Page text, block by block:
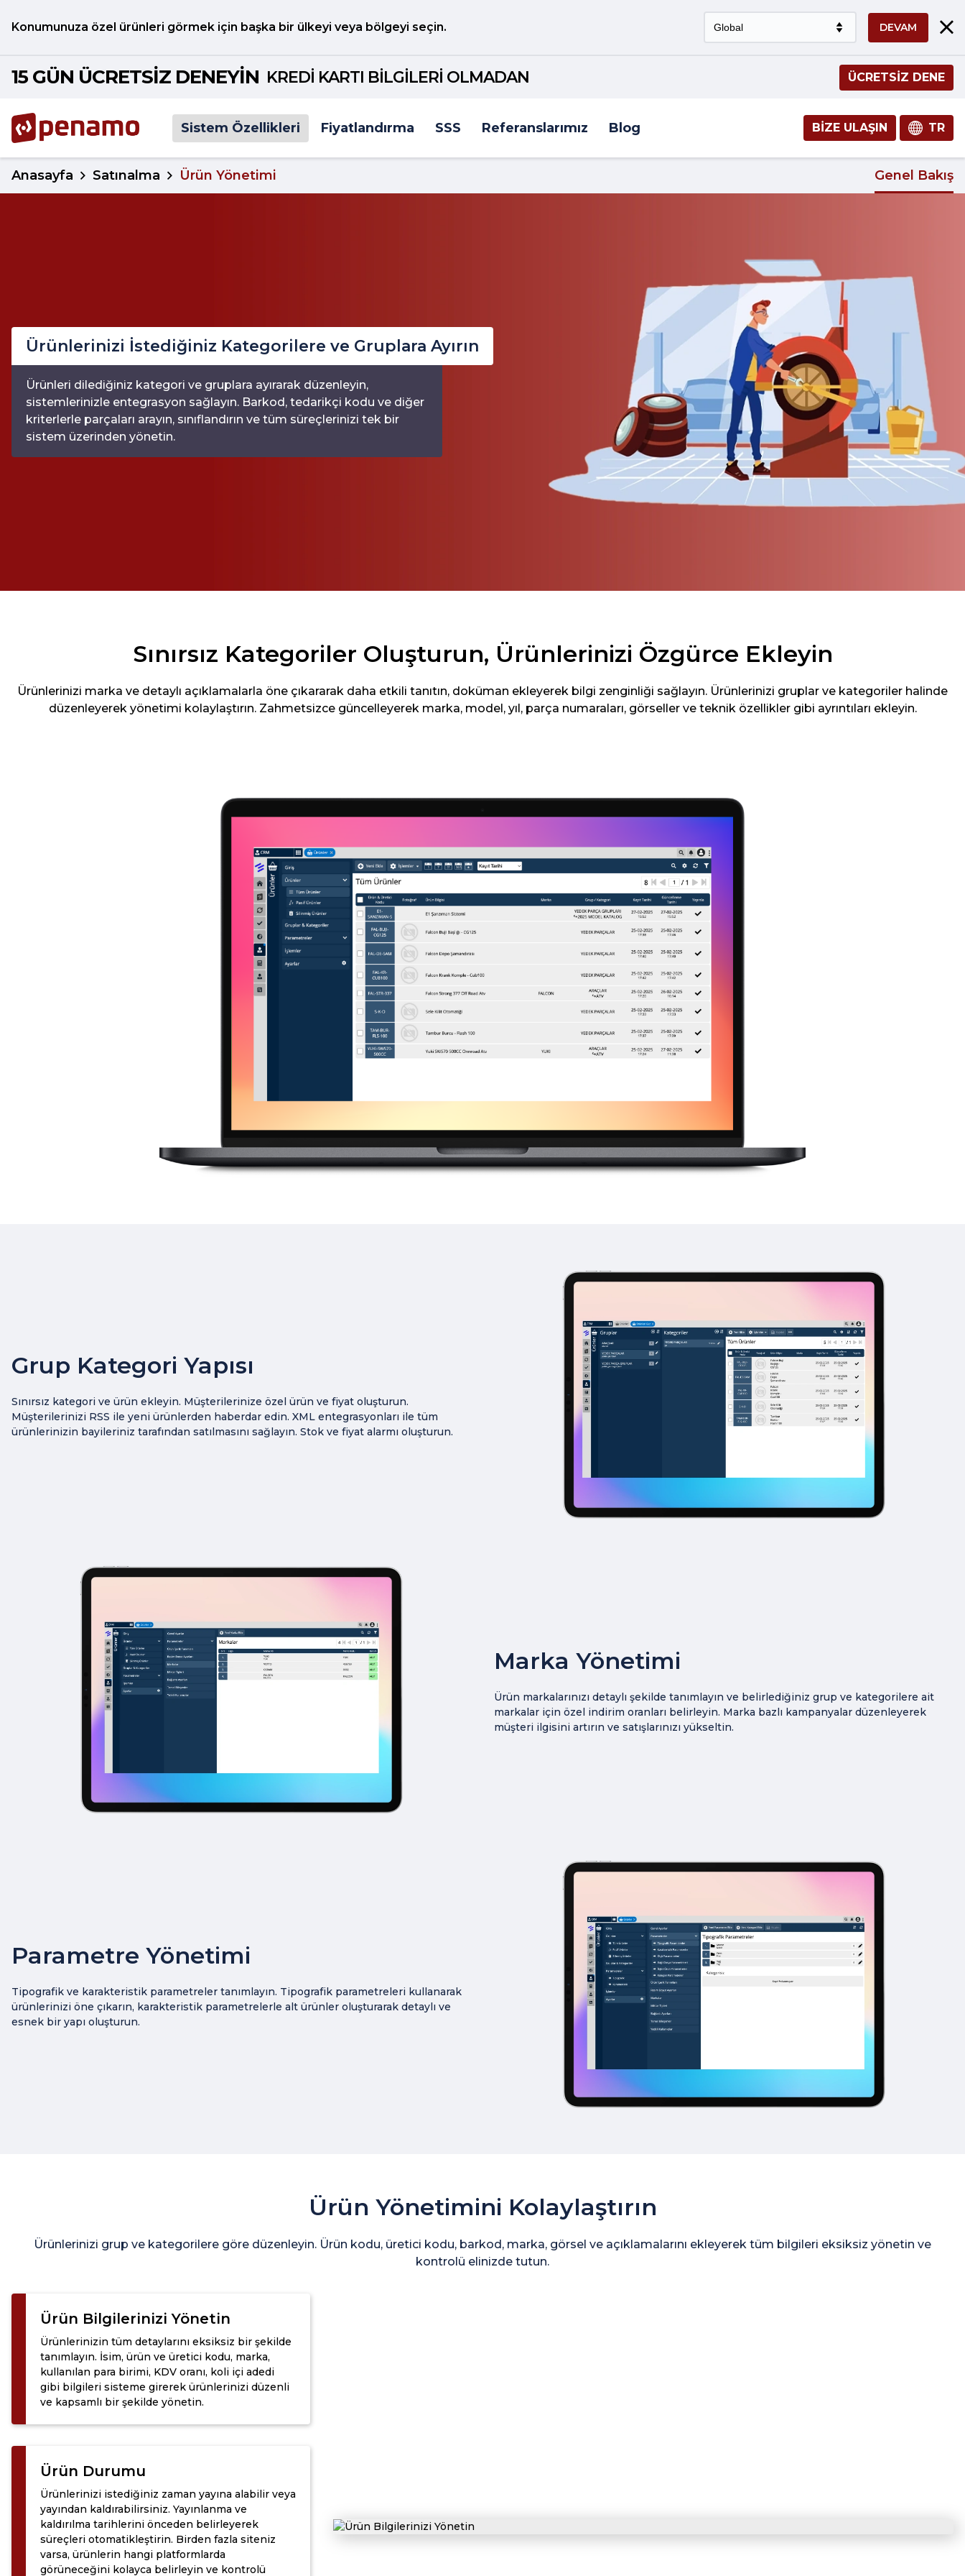
Konumunuza özel ürünleri görmek için başka bir ülkeyi veya bölgeyi seçin. DEVAM
15 GÜN ÜCRETSİZ DENEYİN KREDİ KARTI BİLGİLERİ OLMADAN ÜCRETSİZ DENE
Sistem Özellikleri Fiyatlandırma SSS Referanslarımız Blog BIZE ULAŞIN TR
Anasayfa Satınalma Ürün Yönetimi Genel Bakış
Ürünlerinizi İstediğiniz Kategorilere ve Gruplara Ayırın
Ürünleri dilediğiniz kategori ve gruplara ayırarak düzenleyin,
sistemlerinizle entegrasyon sağlayın. Barkod, tedarikçi kodu ve diğer
kriterlerle parçaları arayın, sınıflandırın ve tüm süreçlerinizi tek bir
sistem üzerinden yönetin.
Sınırsız Kategoriler Oluşturun, Ürünlerinizi Özgürce Ekleyin
Ürünlerinizi marka ve detaylı açıklamalarla öne çıkararak daha etkili tanıtın, doküman ekleyerek bilgi zenginliği sağlayın. Ürünlerinizi gruplar ve kategoriler halinde
düzenleyerek yönetimi kolaylaştırın. Zahmetsizce güncelleyerek marka, model, yıl, parça numaraları, görseller ve teknik özellikler gibi ayrıntıları ekleyin.
Grup Kategori Yapısı
Sınırsız kategori ve ürün ekleyin. Müşterilerinize özel ürün ve fiyat oluşturun.
Müşterilerinizi RSS ile yeni ürünlerden haberdar edin. XML entegrasyonları ile tüm
ürünlerinizin bayileriniz tarafından satılmasını sağlayın. Stok ve fiyat alarmı oluşturun.
Marka Yönetimi
Ürün markalarınızı detaylı şekilde tanımlayın ve belirlediğiniz grup ve kategorilere ait
markalar için özel indirim oranları belirleyin. Marka bazlı kampanyalar düzenleyerek
müşteri ilgisini artırın ve satışlarınızı yükseltin.
Parametre Yönetimi
Tipografik ve karakteristik parametreler tanımlayın. Tipografik parametreleri kullanarak
ürünlerinizi öne çıkarın, karakteristik parametrelerle alt ürünler oluşturarak detaylı ve
esnek bir yapı oluşturun.
Ürün Yönetimini Kolaylaştırın
Ürünlerinizi grup ve kategorilere göre düzenleyin. Ürün kodu, üretici kodu, barkod, marka, görsel ve açıklamalarını ekleyerek tüm bilgileri eksiksiz yönetin ve
kontrolü elinizde tutun.
Ürün Bilgilerinizi Yönetin
Ürünlerinizin tüm detaylarını eksiksiz bir şekilde
tanımlayın. İsim, ürün ve üretici kodu, marka,
kullanılan para birimi, KDV oranı, koli içi adedi
gibi bilgileri sisteme girerek ürünlerinizi düzenli
ve kapsamlı bir şekilde yönetin.
Ürün Durumu
Ürünlerinizi istediğiniz zaman yayına alabilir veya
yayından kaldırabilirsiniz. Yayınlanma ve
kaldırılma tarihlerini önceden belirleyerek
süreçleri otomatikleştirin. Birden fazla siteniz
varsa, ürünlerin hangi platformlarda
görüneceğini kolayca belirleyin ve kontrolü